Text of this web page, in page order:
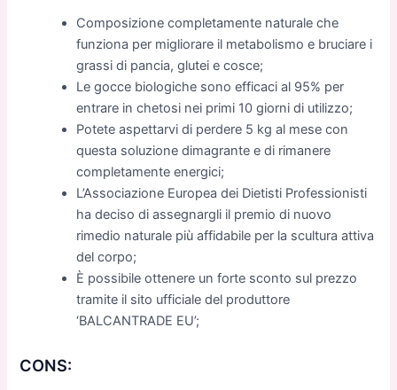
Composizione completamente naturale che
funziona per migliorare il metabolismo e bruciare i
grassi di pancia, glutei e cosce;
Le gocce biologiche sono efficaci al 95% per
entrare in chetosi nei primi 10 giorni di utilizzo;
Potete aspettarvi di perdere 5 kg al mese con
questa soluzione dimagrante e di rimanere
completamente energici;
L’Associazione Europea dei Dietisti Professionisti
ha deciso di assegnargli il premio di nuovo
rimedio naturale più affidabile per la scultura attiva
del corpo;
È possibile ottenere un forte sconto sul prezzo
tramite il sito ufficiale del produttore
‘BALCANTRADE EU’;
CONS: